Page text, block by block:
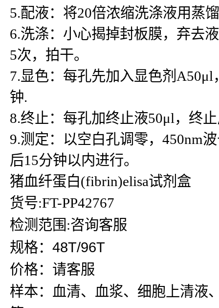
5.配液：将20倍浓缩洗涤液用蒸
6.洗涤：小心揭掉封板膜，弃去
5次，拍干。
7.显色：每孔先加入显色剂
钟.
8.终止：每孔加终止液50μl，终
9.测定：以空白孔调零，450nm
后15分钟以内进行。
猪血纤蛋白(fibrin)elisa试剂盒
货号:FT-PP42767
检测范围:咨询客服
规格：48T/96T
价格：请客服
样本：血清、血浆、细胞上清液